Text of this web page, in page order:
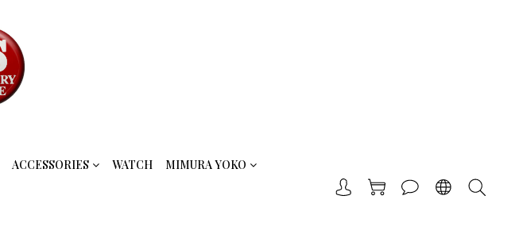
ACCESSORIES WATCH MIMURA YOKO